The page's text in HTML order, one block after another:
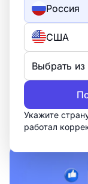
Россия
США
Выбрать из
Укажите
работал
внимание